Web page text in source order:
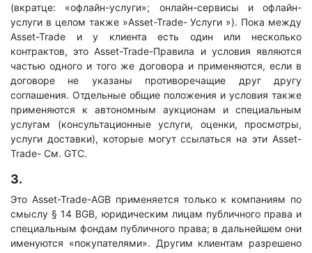
(вкратце: «офлайн-услуги»; онлайн-сервисы и офлайн-
услуги в целом также »Asset-Trade- Услуги »). Пока между
Asset-Trade и у клиента есть один или несколько
контрактов, это Asset-Trade-Правила и условия являются
частью одного и того же договора и применяются, если в
договоре не указаны противоречащие друг другу
соглашения. Отдельные общие положения и условия также
применяются к автономным аукционам и специальным
услугам (консультационные услуги, оценки, просмотры,
услуги доставки), которые могут ссылаться на эти Asset-
Trade- См. GTC.
3.
Это Asset-Trade-AGB применяется только к компаниям по
смыслу § 14 BGB, юридическим лицам публичного права и
специальным фондам публичного права; в дальнейшем они
именуются «покупателями». Другим клиентам разрешено